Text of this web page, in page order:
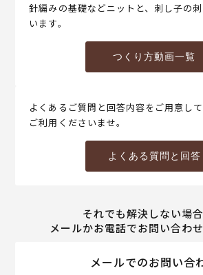
針編みの基礎などニットと、刺し子の
います。
つくり方動画一覧
よくあるご質問と回答内容をご用意し
ご利用くださいませ。
よくある質問と回答
それでも解決しない場合
メールかお電話でお問い合わせ
メールでのお問い合